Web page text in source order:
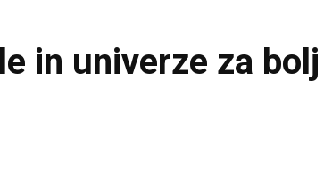
in univerze za bolj